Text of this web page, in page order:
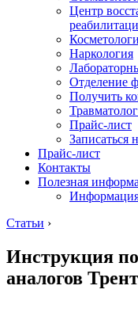
Центр
Наркология
Отделение
Получить
Прайс-лист
Записаться
Прайс-лист
Контакты
Полезная
Статьи ›
Инструкция
аналогов